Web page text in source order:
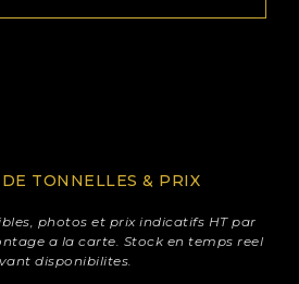
TONNELLES & PRIX
photos et prix indicatifs HT par
a la carte. Stock en temps reel
disponibilites.